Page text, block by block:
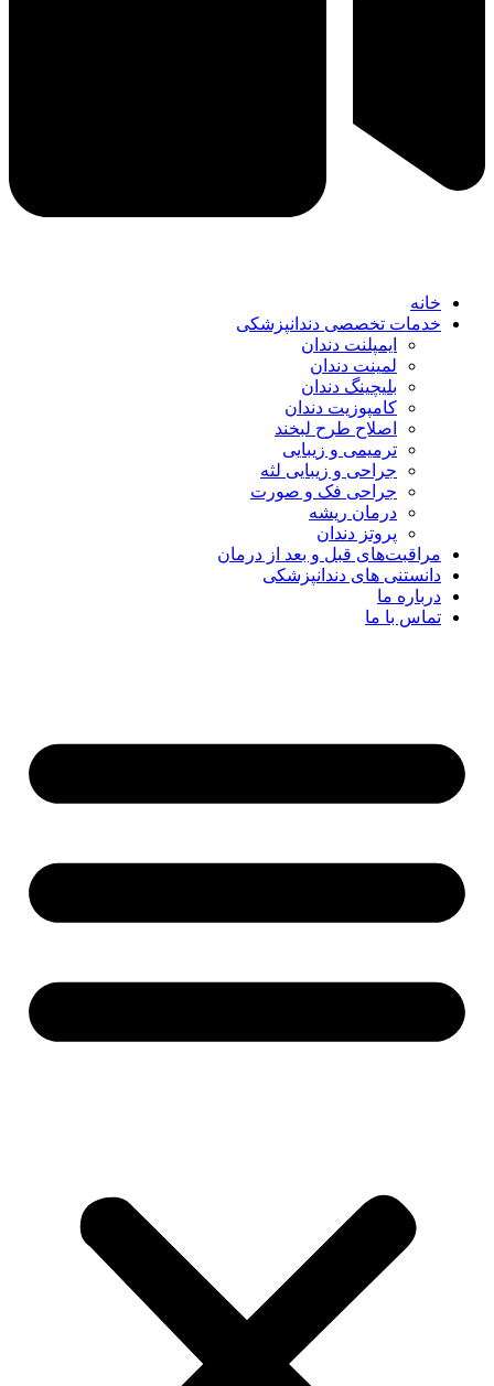
خانه
خدمات تخصصی دندانپزشکی
ایمپلنت دندان
لمینت دندان
بلیچینگ دندان
کامپوزیت دندان
اصلاح طرح لبخند
ترمیمی و زیبایی
جراحی و زیبایی لثه
جراحی فک و صورت
درمان ریشه
پروتز دندان
مراقبت‌های قبل و بعد از درمان
دانستنی های دندانپزشکی
درباره ما
تماس با ما